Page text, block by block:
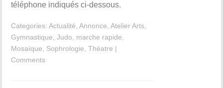
téléphone indiqués ci-dessous.
Categories:Actualité ,Annonce ,Atelier Arts
Gymnastique ,Judo marche rapide
Mosaïque
Sophrologie ,Théatre |
Comments